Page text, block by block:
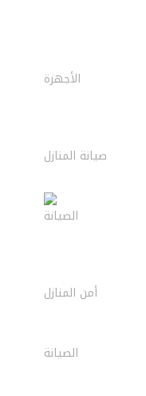
الأجهزة
صيانة المنازل
الصيانة
أمن المنازل
الصيانة